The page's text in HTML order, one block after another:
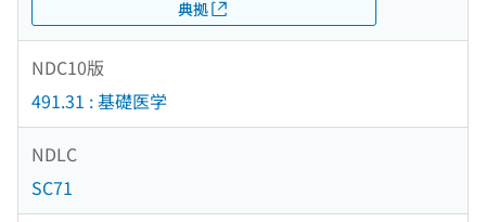
典拠
NDC10版
491.31 : 基礎医学
NDLC
SC71